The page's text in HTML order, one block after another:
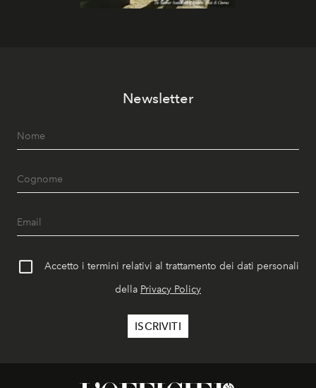
Newsletter
Accetto i termini relativi al trattamento dei dati personali
della Privacy Policy